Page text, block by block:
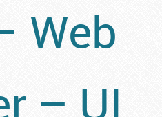
Web
– UI